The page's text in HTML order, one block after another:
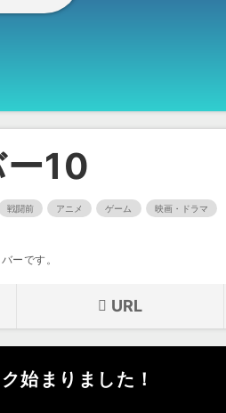
10
戦闘前 アニメ ゲーム 映画・ドラマ
ーです。
URL
始まりました！